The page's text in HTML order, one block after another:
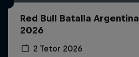
Red Bull Batalla
2026
2 Tetor 2026